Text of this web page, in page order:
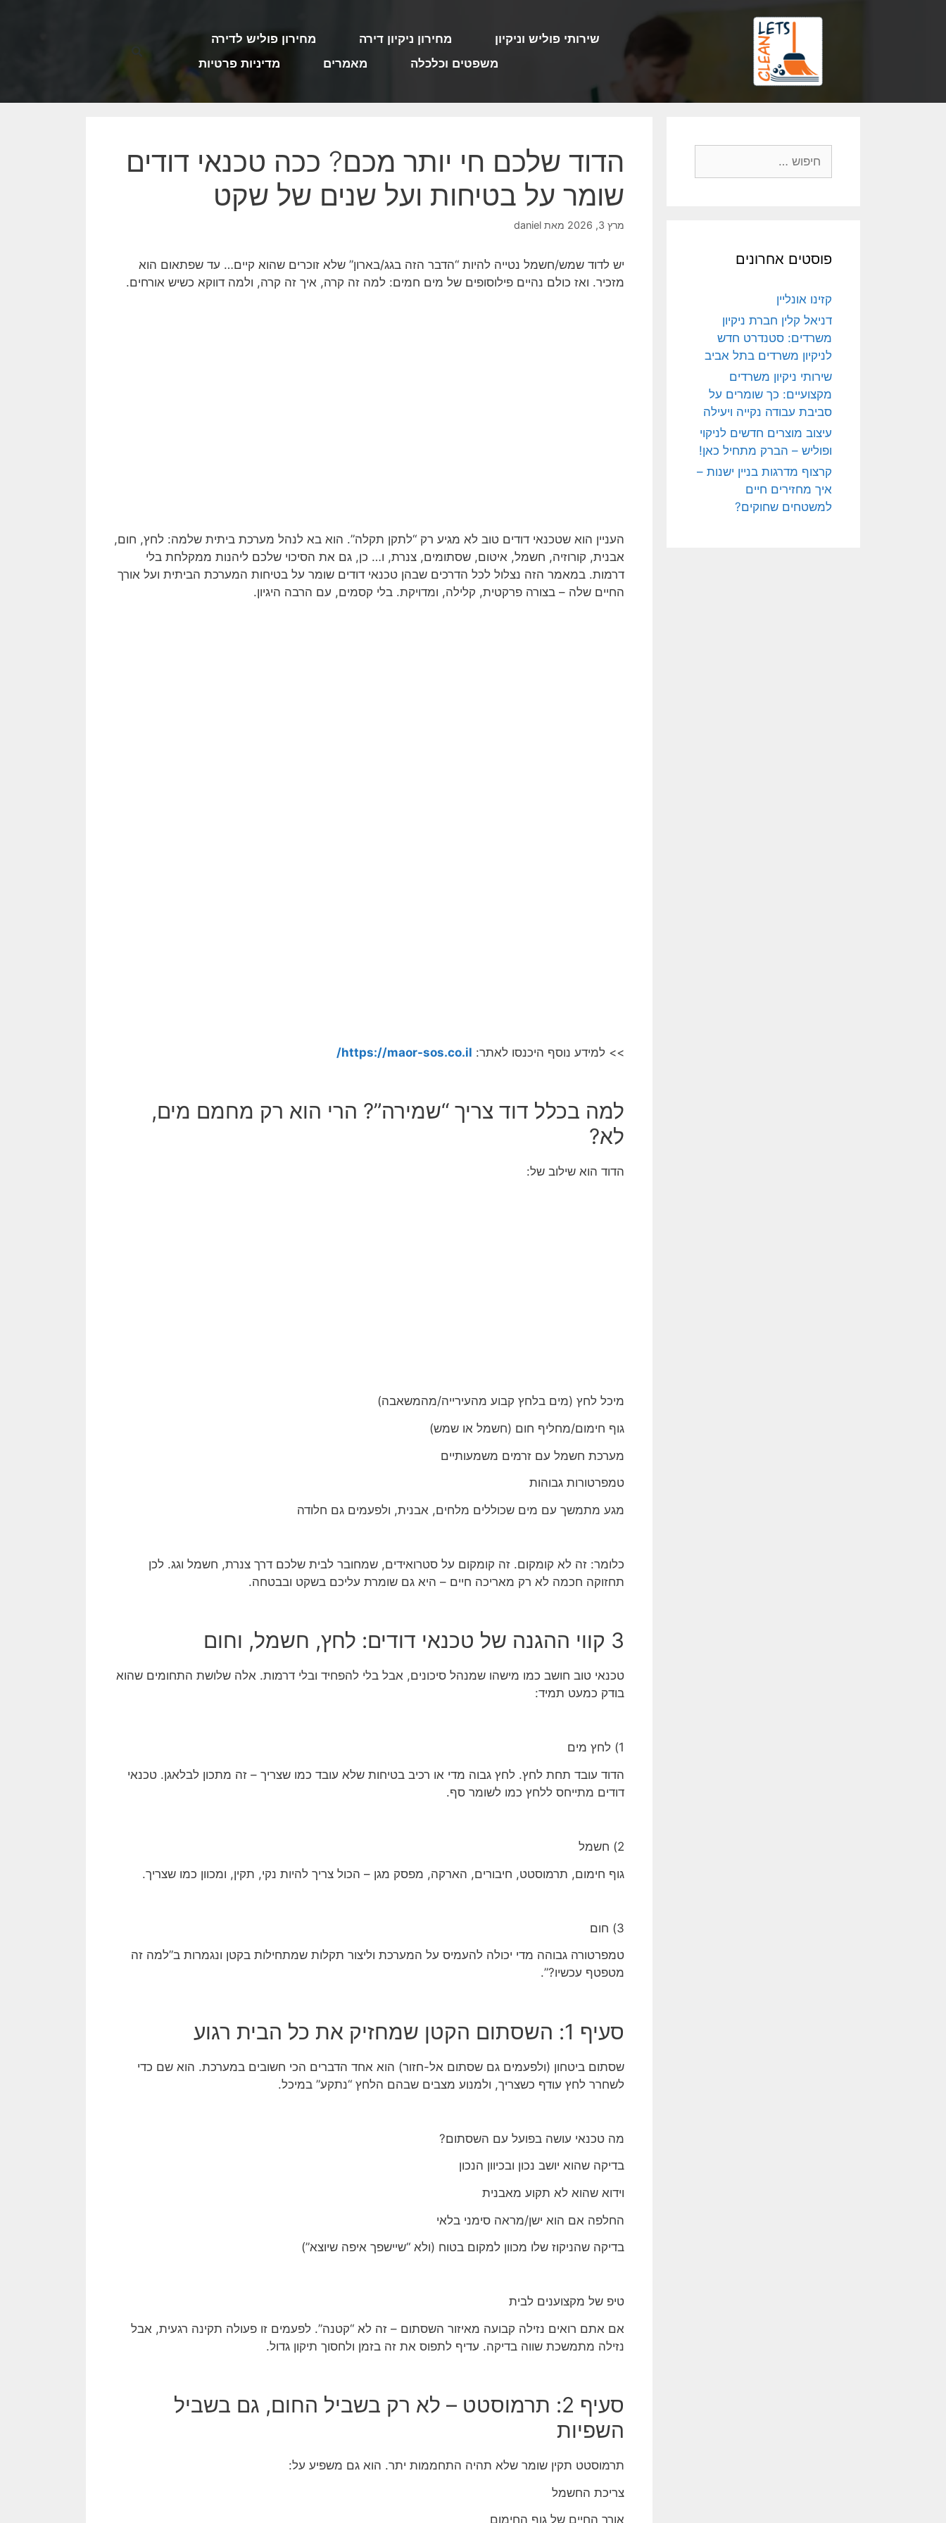
שירותי פוליש וניקיון מחירון ניקיון דירה
מחירון פוליש לדירה
משפטים וכלכלה
מאמרים מדיניות פרטיות
הדוד שלכם חי יותר מכם? ככה טכנאי דודים
שומר על בטיחות ועל שנים של שקט
מרץ 3, 2026 מאת daniel
יש לדוד שמש/חשמל נטייה להיות “הדבר הזה בגג/בארון” שלא זוכרים שהוא קיים… עד שפתאום הוא
מזכיר. ואז כולם נהיים פילוסופים של מים חמים: למה זה קרה, איך זה קרה, ולמה דווקא כשיש אורחים.
העניין הוא שטכנאי דודים טוב לא מגיע רק “לתקן תקלה”. הוא בא לנהל מערכת ביתית שלמה: לחץ, חום,
אבנית, קורוזיה, חשמל, איטום, שסתומים, צנרת, ו… כן, גם את הסיכוי שלכם ליהנות ממקלחת בלי
דרמות. במאמר הזה נצלול לכל הדרכים שבהן טכנאי דודים שומר על בטיחות המערכת הביתית ועל אורך
החיים שלה – בצורה פרקטית, קלילה, ומדויקת. בלי קסמים, עם הרבה היגיון.
>> למידע נוסף היכנסו לאתר: https://maor-sos.co.il/
למה בכלל דוד צריך “שמירה”? הרי הוא רק מחמם מים,
לא?
הדוד הוא שילוב של:
מיכל לחץ (מים בלחץ קבוע מהעירייה/מהמשאבה)
גוף חימום/מחליף חום (חשמל או שמש)
מערכת חשמל עם זרמים משמעותיים
טמפרטורות גבוהות
מגע מתמשך עם מים שכוללים מלחים, אבנית, ולפעמים גם חלודה
כלומר: זה לא קומקום. זה קומקום על סטרואידים, שמחובר לבית שלכם דרך צנרת, חשמל וגג. לכן
תחזוקה חכמה לא רק מאריכה חיים – היא גם שומרת עליכם בשקט ובבטחה.
3 קווי ההגנה של טכנאי דודים: לחץ, חשמל, וחום
טכנאי טוב חושב כמו מישהו שמנהל סיכונים, אבל בלי להפחיד ובלי דרמות. אלה שלושת התחומים שהוא
בודק כמעט תמיד:
1) לחץ מים
הדוד עובד תחת לחץ. לחץ גבוה מדי או רכיב בטיחות שלא עובד כמו שצריך – זה מתכון לבלאגן. טכנאי
דודים מתייחס ללחץ כמו לשומר סף.
2) חשמל
גוף חימום, תרמוסטט, חיבורים, הארקה, מפסק מגן – הכול צריך להיות נקי, תקין, ומכוון כמו שצריך.
3) חום
טמפרטורה גבוהה מדי יכולה להעמיס על המערכת וליצור תקלות שמתחילות בקטן ונגמרות ב”למה זה
מטפטף עכשיו?”.
סעיף 1: השסתום הקטן שמחזיק את כל הבית רגוע
שסתום ביטחון (ולפעמים גם שסתום אל-חזור) הוא אחד הדברים הכי חשובים במערכת. הוא שם כדי
לשחרר לחץ עודף כשצריך, ולמנוע מצבים שבהם הלחץ “נתקע” במיכל.
מה טכנאי עושה בפועל עם השסתום?
בדיקה שהוא יושב נכון ובכיוון הנכון
וידוא שהוא לא תקוע מאבנית
החלפה אם הוא ישן/מראה סימני בלאי
בדיקה שהניקוז שלו מכוון למקום בטוח (ולא “שיישפך איפה שיוצא”)
טיפ של מקצוענים לבית
אם אתם רואים נזילה קבועה מאיזור השסתום – זה לא “קטנה”. לפעמים זו פעולה תקינה רגעית, אבל
נזילה מתמשכת שווה בדיקה. עדיף לתפוס את זה בזמן ולחסוך תיקון גדול.
סעיף 2: תרמוסטט – לא רק בשביל החום, גם בשביל
השפיות
תרמוסטט תקין שומר שלא תהיה התחממות יתר. הוא גם משפיע על:
צריכת החשמל
אורך החיים של גוף החימום
פוסטים אחרונים
קזינו אונליין
דניאל קלין חברת ניקיון
משרדים: סטנדרט חדש
לניקיון משרדים בתל אביב
שירותי ניקיון משרדים
מקצועיים: כך שומרים על
סביבת עבודה נקייה ויעילה
עיצוב מוצרים חדשים לניקוי
ופוליש – הברק מתחיל כאן!
קרצוף מדרגות בניין ישנות –
איך מחזירים חיים
למשטחים שחוקים?